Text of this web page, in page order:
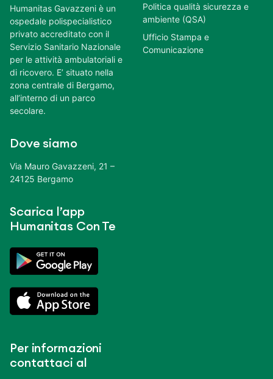
Humanitas Gavazzeni è un
ospedale polispecialistico
privato accreditato con il
Servizio Sanitario Nazionale
per le attività ambulatoriali e
di ricovero. E’ situato nella
zona centrale di Bergamo,
all’interno di un parco
secolare.
Dove siamo
Via Mauro Gavazzeni, 21 –
24125 Bergamo
Scarica l’app
Humanitas Con Te
Per informazioni
contattaci al
Politica qualità sicurezza e
ambiente (QSA)
Ufficio Stampa e
Comunicazione